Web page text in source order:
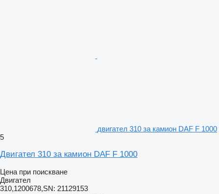
двигател 310 за камион DAF F 1000
5
Двигател 310 за камион DAF F 1000
Цена при поискване
Двигател
310,1200678,SN: 21129153